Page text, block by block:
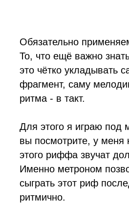
Обязательно
То, что ещё важно
это чётко укладывать
фрагмент, саму
ритма - в такт.
Для этого я играю под
вы посмотрите, у меня
этого риффа звучат
Именно метроном
сыграть этот риф
ритмично.